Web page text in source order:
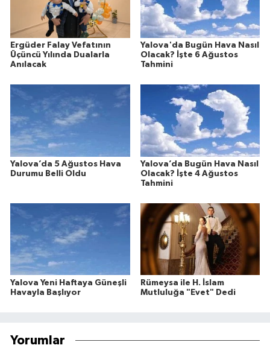
Ergüder Falay Vefatının
Üçüncü Yılında Dualarla
Anılacak
Yalova'da Bugün Hava Nasıl
Olacak? İşte 6 Ağustos
Tahmini
Yalova’da 5 Ağustos Hava
Durumu Belli Oldu
Yalova’da Bugün Hava Nasıl
Olacak? İşte 4 Ağustos
Tahmini
Yalova Yeni Haftaya Güneşli
Havayla Başlıyor
Rümeysa ile H. İslam
Mutluluğa "Evet" Dedi
Yorumlar